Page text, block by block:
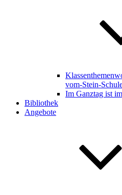
vom-Stein-
Im Ganztag ist
Bibliothek
Angebote